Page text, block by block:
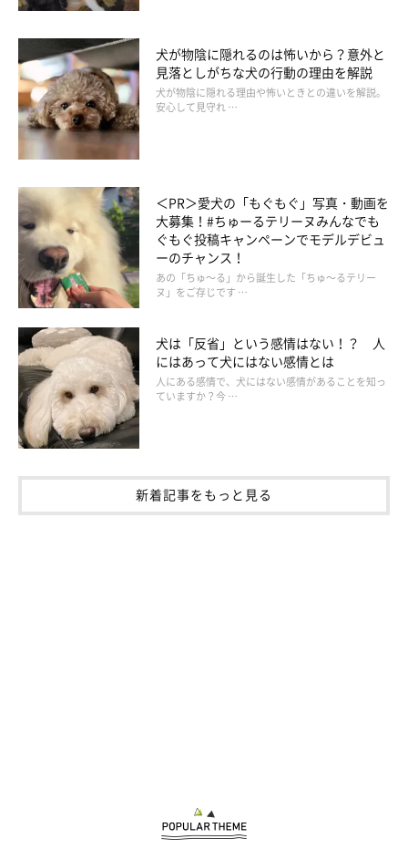
秋に未病があらわれやすい原因2：秋特有の
気候変化による免疫力の低下
犬が物陰に隠れるのは怖いから？意外と
見落としがちな犬の行動の理由を解説
犬が物陰に隠れる理由や怖いときとの違いを解説。
安心して見守れ …
＜PR＞愛犬の「もぐもぐ」写真・動画を
大募集！#ちゅーるテリーヌみんなでも
ぐもぐ投稿キャンペーンでモデルデビュ
ーのチャンス！
あの「ちゅ～る」から誕生した「ちゅ～るテリー
ヌ」をご存じです …
犬は「反省」という感情はない！？ 人
にはあって犬にはない感情とは
人にある感情で、犬にはない感情があることを知っ
ていますか？今 …
新着記事をもっと見る